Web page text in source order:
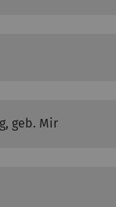
geb. Mir